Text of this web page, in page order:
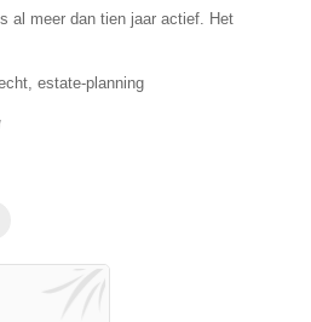
al meer dan tien jaar actief. Het
estate-planning